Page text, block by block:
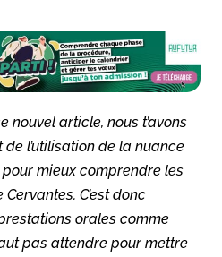
nouvel article, nous t’avons
l’utilisation de la nuance
mieux comprendre les
C’est donc
orales comme
pas attendre pour mettre